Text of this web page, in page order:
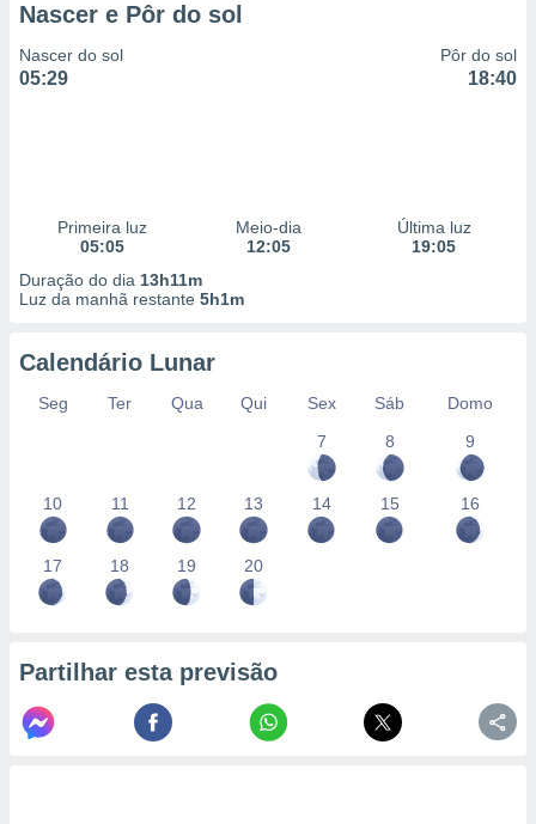
Nascer e Pôr do sol
Nascer do sol
05:29
Pôr do sol
18:40
Primeira luz
05:05
Meio-dia
12:05
Última luz
19:05
Duração do dia 13h11m
Luz da manhã restante 5h1m
Calendário Lunar
Seg Ter Qua Qui Sex Sáb
Domo
7
8 9
10 11 12 13 14 15 16
17 18 19 20
Partilhar esta previsão